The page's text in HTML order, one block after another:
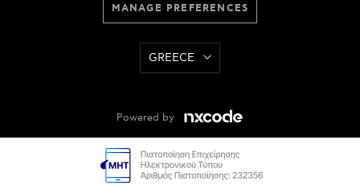
MANAGE PREFERENCES
GREECE
Powered by